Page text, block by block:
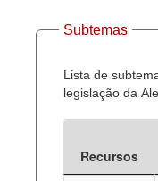
Subtemas
Lista de
legislação da
Recursos